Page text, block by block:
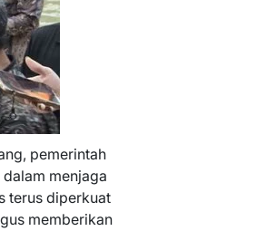
pemerintah
menjaga
terus diperkuat
memberikan